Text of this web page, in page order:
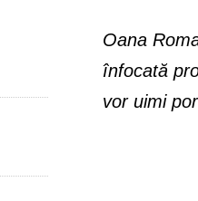
Oana
înfocată
vor uimi